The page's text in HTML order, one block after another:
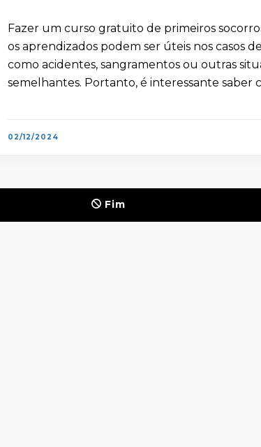
Fazer um curso gratuito de primeiros
os aprendizados podem ser úteis nos casos
como acidentes, sangramentos ou outras
semelhantes. Portanto, é interessante saber
02/12/2024
Fim